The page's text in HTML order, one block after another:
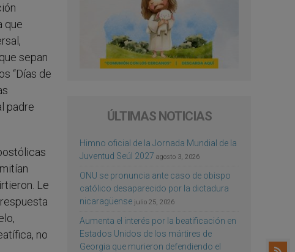
que
sepan
“Días de
padre
Le
no
ÚLTIMAS NOTICIAS
Himno oficial de la Jornada Mundial de la
Juventud Seúl 2027 agosto 3, 2026
ONU se pronuncia ante caso de obispo
católico desaparecido por la dictadura
nicaragüense julio 25, 2026
Aumenta el interés por la beatificación en
Estados Unidos de los mártires de
Georgia que murieron defendiendo el